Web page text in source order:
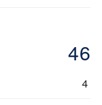
46
4